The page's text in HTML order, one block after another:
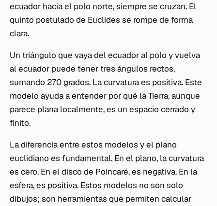
ecuador hacia el polo norte, siempre se cruzan. El
quinto postulado de Euclides se rompe de forma
clara.
Un triángulo que vaya del ecuador al polo y vuelva
al ecuador puede tener tres ángulos rectos,
sumando 270 grados. La curvatura es positiva. Este
modelo ayuda a entender por qué la Tierra, aunque
parece plana localmente, es un espacio cerrado y
finito.
La diferencia entre estos modelos y el plano
euclidiano es fundamental. En el plano, la curvatura
es cero. En el disco de Poincaré, es negativa. En la
esfera, es positiva. Estos modelos no son solo
dibujos; son herramientas que permiten calcular